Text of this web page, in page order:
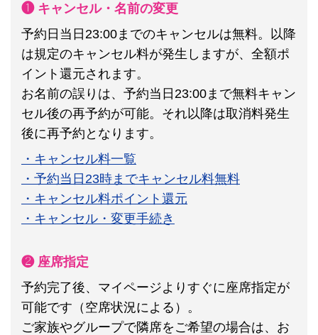
❶ キャンセル・名前の変更
予約日当日23:00までのキャンセルは無料。以降
は規定のキャンセル料が発生しますが、全額ポ
イント還元されます。
お名前の誤りは、予約当日23:00まで無料キャン
セル後の再予約が可能。それ以降は取消料発生
後に再予約となります。
・キャンセル料一覧
・予約当日23時までキャンセル料無料
・キャンセル料ポイント還元
・キャンセル・変更手続き
❷ 座席指定
予約完了後、マイページよりすぐに座席指定が
可能です（空席状況による）。
ご家族やグループで隣席をご希望の場合は、お